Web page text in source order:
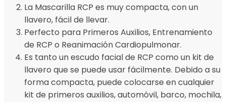
La Mascarilla RCP es muy compacta, con un
llavero, fácil de llevar.
Perfecto para Primeros Auxilios, Entrenamiento
de RCP o Reanimación Cardiopulmonar.
Es tanto un escudo facial de RCP como un kit de
llavero que se puede usar fácilmente. Debido a su
forma compacta, puede colocarse en cualquier
kit de primeros auxilios, automóvil, barco, mochila,